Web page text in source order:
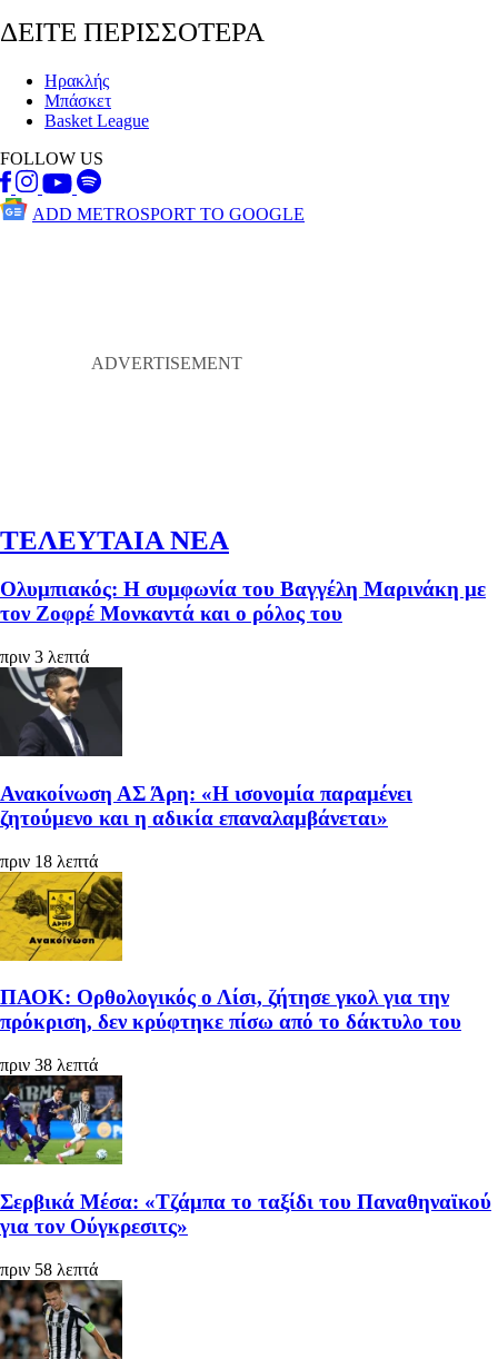
ΔΕΙΤΕ ΠΕΡΙΣΣΟΤΕΡΑ
Ηρακλής
Μπάσκετ
Basket League
FOLLOW US
ADD METROSPORT TO GOOGLE
ΤΕΛΕΥΤΑΙΑ ΝΕΑ
Ολυμπιακός: Η συμφωνία του Βαγγέλη Μαρινάκη με
τον Ζοφρέ Μονκαντά και ο ρόλος του
πριν 3 λεπτά
Ανακοίνωση ΑΣ Άρη: «Η ισονομία παραμένει
ζητούμενο και η αδικία επαναλαμβάνεται»
πριν 18 λεπτά
ΠΑΟΚ: Ορθολογικός ο Λίσι, ζήτησε γκολ για την
πρόκριση, δεν κρύφτηκε πίσω από το δάκτυλο του
πριν 38 λεπτά
Σερβικά Μέσα: «Τζάμπα το ταξίδι του Παναθηναϊκού
για τον Ούγκρεσιτς»
πριν 58 λεπτά